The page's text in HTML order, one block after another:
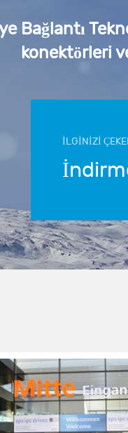
Bağlantı
konektörleri
İLGİNİZİ